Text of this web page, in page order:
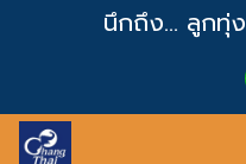
นึกถึง... ลูกทุ่ง